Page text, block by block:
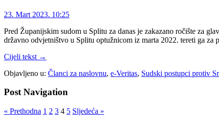
23. Mart 2023. 10:25
Pred Županijskim sudom u Splitu za danas je zakazano ročište za
državno odvjetništvo u Splitu optužnicom iz marta 2022. tereti ga
Cijeli tekst →
Objavljeno u: Članci za naslovnu, e-Veritas, Sudski postupci protiv
Post Navigation
« Prethodna 1 2 3 4 5 Sljedeća »